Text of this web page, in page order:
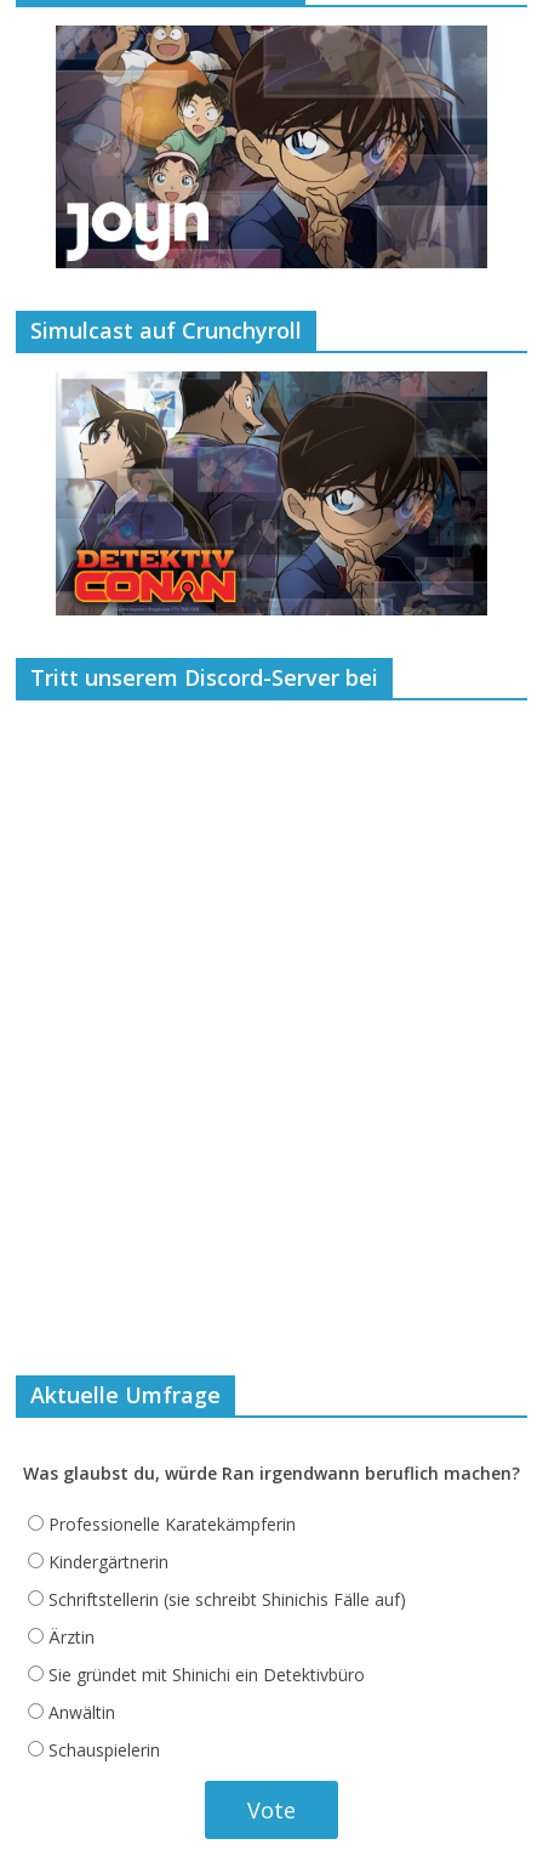
Simulcast auf Crunchyroll
Tritt unserem Discord-Server bei
Aktuelle Umfrage
Was glaubst du, würde Ran irgendwann beruflich machen?
Professionelle Karatekämpferin
Kindergärtnerin
Schriftstellerin (sie schreibt Shinichis Fälle auf)
Ärztin
Sie gründet mit Shinichi ein Detektivbüro
Anwältin
Schauspielerin